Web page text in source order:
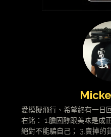
愛模擬飛行、希望終有一日
右銘： 1.膽固醇跟美味是成
絕對不能騙自己； 3.賣掉的